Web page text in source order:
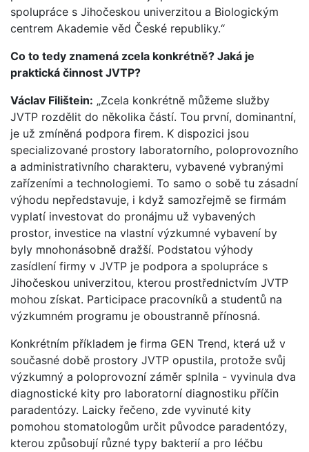
spolupráce s Jihočeskou univerzitou a Biologickým
centrem Akademie věd České republiky.“
Co to tedy znamená zcela konkrétně? Jaká je
praktická činnost JVTP?
Václav Filištein: „Zcela konkrétně můžeme služby
JVTP rozdělit do několika částí. Tou první, dominantní,
je už zmíněná podpora firem. K dispozici jsou
specializované prostory laboratorního, poloprovozního
a administrativního charakteru, vybavené vybranými
zařízeními a technologiemi. To samo o sobě tu zásadní
výhodu nepředstavuje, i když samozřejmě se firmám
vyplatí investovat do pronájmu už vybavených
prostor, investice na vlastní výzkumné vybavení by
byly mnohonásobně dražší. Podstatou výhody
zasídlení firmy v JVTP je podpora a spolupráce s
Jihočeskou univerzitou, kterou prostřednictvím JVTP
mohou získat. Participace pracovníků a studentů na
výzkumném programu je oboustranně přínosná.
Konkrétním příkladem je firma GEN Trend, která už v
současné době prostory JVTP opustila, protože svůj
výzkumný a poloprovozní záměr splnila - vyvinula dva
diagnostické kity pro laboratorní diagnostiku příčin
paradentózy. Laicky řečeno, zde vyvinuté kity
pomohou stomatologům určit původce paradentózy,
kterou způsobují různé typy bakterií a pro léčbu